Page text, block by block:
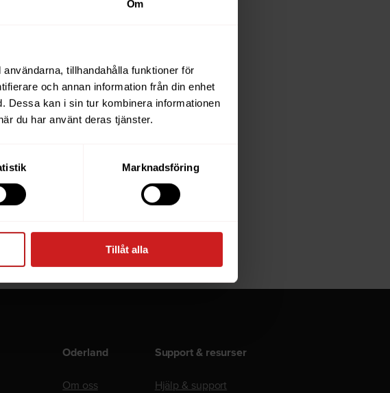
Om
tillhandahålla funktioner för
och annan information från din enhet
Dessa kan i sin tur kombinera informationen
du har använt deras tjänster.
Marknadsföring
Tillåt alla
to reach
this FAQ
Oderland
Om oss
Support & resurser
Hjälp & support